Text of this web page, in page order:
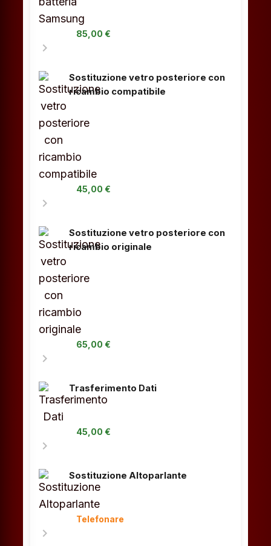
85,00 €
chevron_right
Sostituzione vetro posteriore con
ricambio compatibile
45,00 €
chevron_right
Sostituzione vetro posteriore con
ricambio originale
65,00 €
chevron_right
Trasferimento Dati
45,00 €
chevron_right
Sostituzione Altoparlante
Telefonare
chevron_right